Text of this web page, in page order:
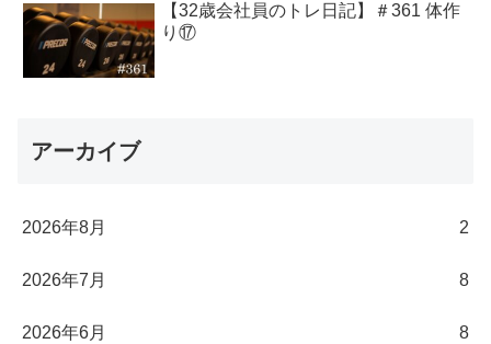
【32歳会社員のトレ日記】＃361 体作
り⑰
アーカイブ
2026年8月 2
2026年7月 8
2026年6月 8